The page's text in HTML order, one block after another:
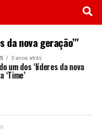
da nova geração’"
3 anos atrás
um dos ‘líderes da nova
‘Time’